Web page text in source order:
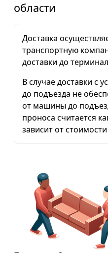
области
Доставка
транспортную
доставки до
В случае доставки с
до подъезда не
от машины до
проноса считается
зависит от стоимости